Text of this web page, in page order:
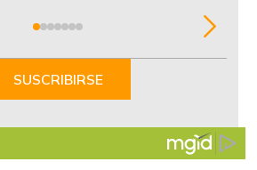
SUSCRIBIRSE